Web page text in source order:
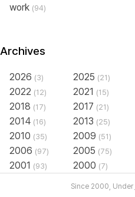
work (94)
Archives
2026 (3) 2025 (21)
2022 (12) 2021 (15)
2018 (17) 2017 (21)
2014 (16) 2013 (25)
2010 (35) 2009 (51)
2006 (97) 2005 (75)
2001 (93) 2000 (7)
Since 2000, Under